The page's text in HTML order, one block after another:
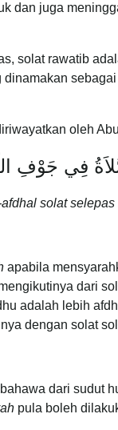
dan juga
solat rawatib
dinamakan
oleh
فِي جَوْفِ
solat
apabila
dari
adalah lebih
dengan solat
dari sudut
pula boleh